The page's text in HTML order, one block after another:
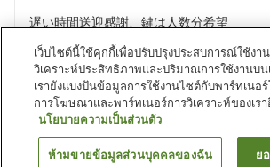
遅い時間送迎感謝、鍵は人数分希望
遅い時間にも関わらず、送迎の車を快く出
よく宿泊出来ました。強いて言うなら部
れば、自由にお風呂に行けたのでなお良か
クチコミの詳細はこちらから
https://review.travel.rakuten.co.jp/hotel/
reviewId=33123477891225
รายงาน มีประโยชน์
ดูรายการเพิ่มเติม
เว็บไซต์นี้ใช้คุกกี้เพื่อปรับปรุงประสบการณ์ใช้งา
วิเคราะห์ประสิทธิภาพและปริมาณการใช้งานบน
เรายังแบ่งปันข้อมูลการใช้งานไซต์กับพาร์ทเนอ
การโฆษณาและพาร์ทเนอร์การวิเคราะห์ของเร
นโยบายความเป็นส่วนตัว
ห้ามขายข้อมูลส่วนบุคคลของฉัน ย